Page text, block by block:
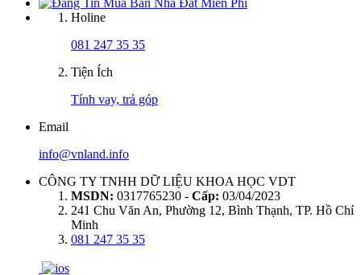
Holine
081 247 35 35
Tiện Ích
Tính vay, trả góp
Email
info@vnland.info
CÔNG TY TNHH DỮ LIỆU KHOA HỌC VDT
MSDN: 0317765230 - Cấp: 03/04/2023
241 Chu Văn An, Phường 12, Bình Thạnh, TP. Hồ Chí
Minh
081 247 35 35